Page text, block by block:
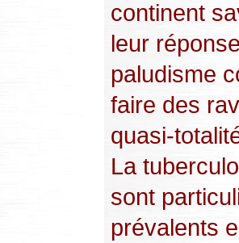
continent
leur
paludisme
faire des
quasi-
La
sont
prévalents